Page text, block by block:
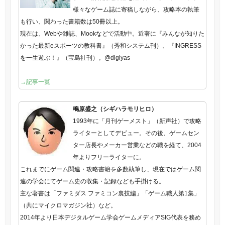
様々なゲーム誌に寄稿しながら、攻略本の執筆
も行い、関わった書籍数は50冊以上。
現在は、Webや雑誌、Mookなどで活動中。近著に『みんなが知りた
かった最新eスポーツの教科書』（秀和システム刊）、『INGRESS
を一生遊ぶ！』（宝島社刊）。@digiyas
→記事一覧
鴫原盛之（シギハラモリヒロ）
1993年に「月刊ゲーメスト」（新声社）で攻略
ライターとしてデビュー。その後、ゲームセン
ター店長やメーカー営業などの職を経て、2004
年よりフリーライターに。
これまでにゲーム関連・攻略書籍を多数執筆し、現在ではゲーム関
連の学会にてゲーム史の収集・記録なども手掛ける。
主な著書は「ファミダス ファミコン裏技編」「ゲーム職人第1集」
（共にマイクロマガジン社）など。
2014年より日本デジタルゲーム学会ゲームメディアSIG代表を務め